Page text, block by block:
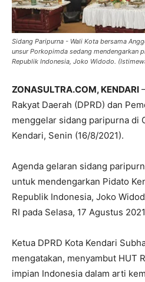
Sidang Paripurna - Wali Kota bersama
unsur Porkopimda sedang mendengarkan
Republik Indonesia, Joko Widodo.
ZONASULTRA.COM, KENDARI
Rakyat Daerah (DPRD) dan
menggelar sidang paripurna di
Kendari, Senin (16/8/2021).
Agenda gelaran sidang
untuk mendengarkan Pidato
Republik Indonesia, Joko
RI pada Selasa, 17 Agustus
Ketua DPRD Kota Kendari
mengatakan, menyambut HUT
impian Indonesia dalam arti